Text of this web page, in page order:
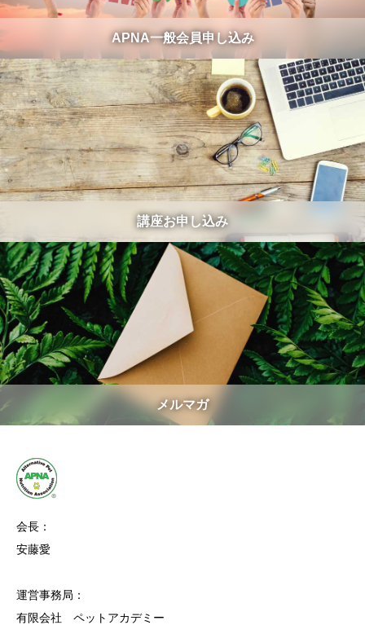
APNA一般会員申し込み
講座お申し込み
メルマガ
会長：
安藤愛
運営事務局：
有限会社 ペットアカデミー